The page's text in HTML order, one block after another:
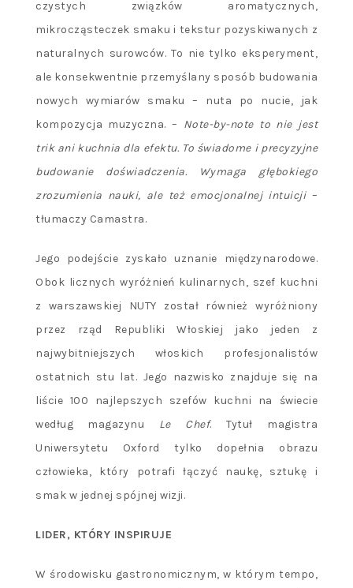
czystych związków aromatycznych,
mikrocząsteczek smaku i tekstur pozyskiwanych z
naturalnych surowców. To nie tylko eksperyment,
ale konsekwentnie przemyślany sposób budowania
nowych wymiarów smaku – nuta po nucie, jak
kompozycja muzyczna. – Note-by-note to nie jest
trik ani kuchnia dla efektu. To świadome i precyzyjne
budowanie doświadczenia. Wymaga głębokiego
zrozumienia nauki, ale też emocjonalnej intuicji –
tłumaczy Camastra.
Jego podejście zyskało uznanie międzynarodowe.
Obok licznych wyróżnień kulinarnych, szef kuchni
z warszawskiej NUTY został również wyróżniony
przez rząd Republiki Włoskiej jako jeden z
najwybitniejszych włoskich profesjonalistów
ostatnich stu lat. Jego nazwisko znajduje się na
liście 100 najlepszych szefów kuchni na świecie
według magazynu Le Chef. Tytuł magistra
Uniwersytetu Oxford tylko dopełnia obrazu
człowieka, który potrafi łączyć naukę, sztukę i
smak w jednej spójnej wizji.
LIDER, KTÓRY INSPIRUJE
W środowisku gastronomicznym, w którym tempo,